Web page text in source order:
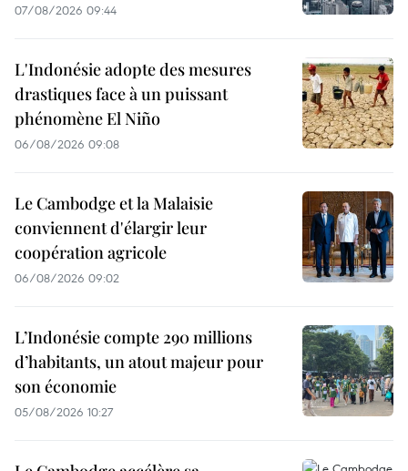
07/08/2026 09:44
L'Indonésie adopte des mesures
drastiques face à un puissant
phénomène El Niño
06/08/2026 09:08
Le Cambodge et la Malaisie
conviennent d'élargir leur
coopération agricole
06/08/2026 09:02
L’Indonésie compte 290 millions
d’habitants, un atout majeur pour
son économie
05/08/2026 10:27